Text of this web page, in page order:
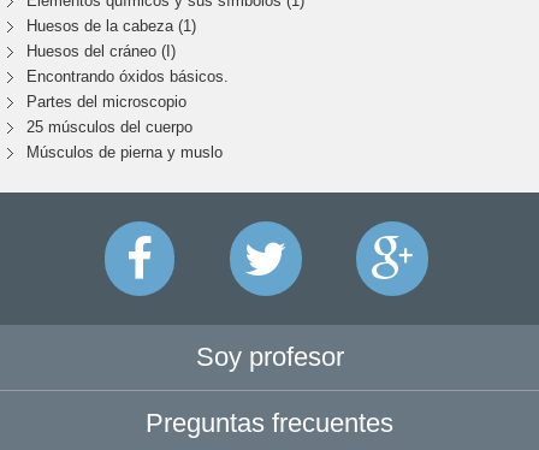
Huesos de la cabeza (1)
Huesos del cráneo (I)
Encontrando óxidos básicos.
Partes del microscopio
25 músculos del cuerpo
Músculos de pierna y muslo
Soy profesor
Preguntas frecuentes